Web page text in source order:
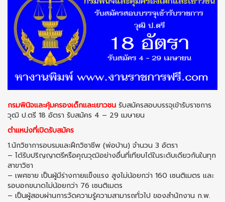
กรมพินิจและคุ้มครองเด็กและเยาวชน รับสมัครสอบบรรจุเข้ารับราชการ
วุฒิ ป.ตรี 18 อัตรา รับสมัคร 4 – 29 เมษายน
ตำแหน่งที่เปิดรับสมัคร
1.นักวิชาการอบรมและฝึกวิชาชีพ (พ่อบ้าน) จำนวน 3 อัตรา
– ได้รับปริญญาตรีหรือคุณวุฒิอย่างอื่นที่เทียบได้ในระดับเดียวกันในทุก
สาขาวิชา
– เพศชาย เป็นผู้มีร่างกายแข็งแรง สูงไม่น้อยกว่า 160 เซนติเมตร และ
รอบอกขนาดไม่น้อยกว่า 76 เซนติเมตร
– เป็นผู้สอบผ่านการวัดความรู้ความสามารถทั่วไป ของสำนักงาน ก.พ.